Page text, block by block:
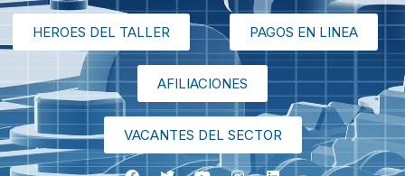
HEROES DEL TALLER PAGOS EN LINEA
AFILIACIONES
VACANTES DEL SECTOR